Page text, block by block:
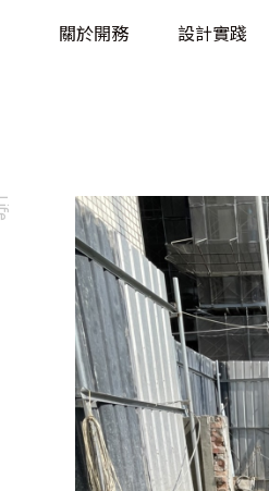
關於開務 設計實踐